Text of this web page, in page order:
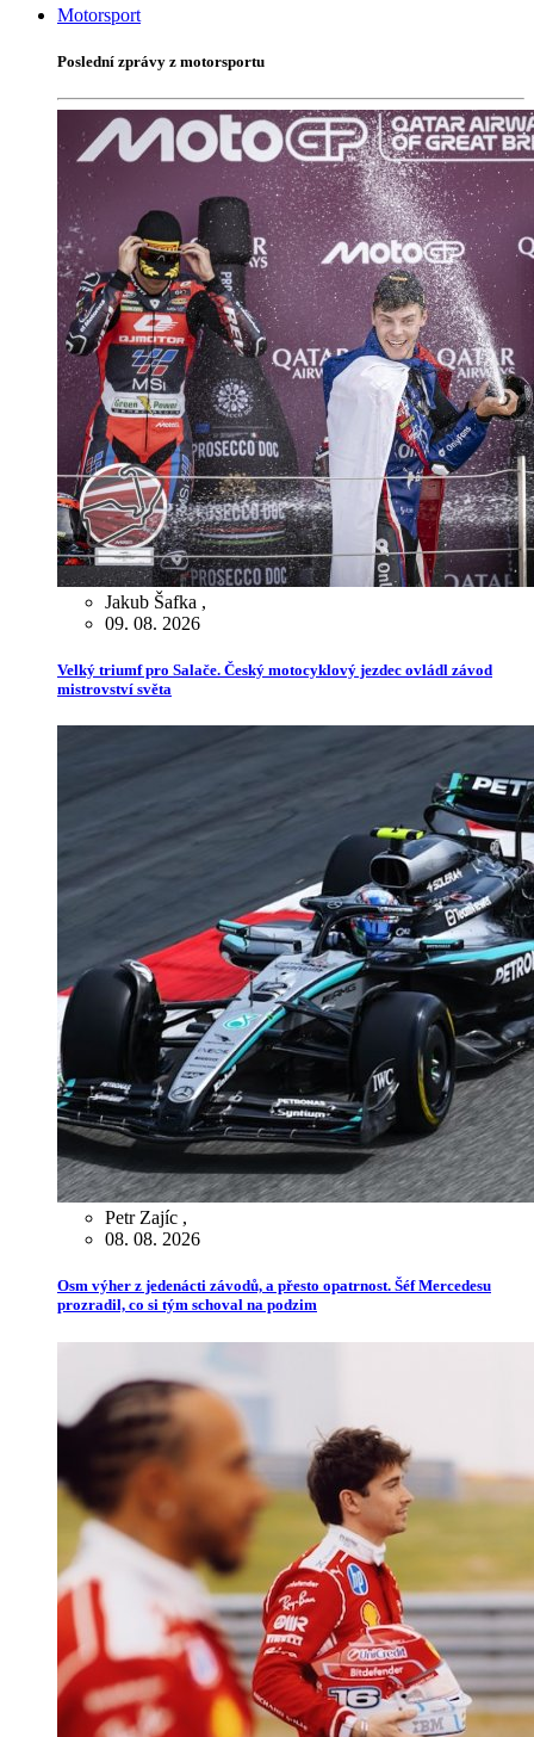
Motorsport
Poslední zprávy z motorsportu
Jakub Šafka ,
09. 08. 2026
Velký triumf pro Salače. Český motocyklový jezdec ovládl závod
mistrovství světa
Petr Zajíc ,
08. 08. 2026
Osm výher z jedenácti závodů, a přesto opatrnost. Šéf Mercedesu
prozradil, co si tým schoval na podzim